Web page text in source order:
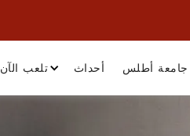
جامعة أطلس أحداث تلعب الآن